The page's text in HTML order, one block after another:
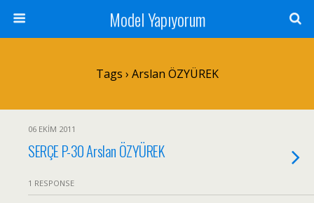
Model Yapıyorum
Tags › Arslan ÖZYÜREK
06 EKIM 2011
SERÇE P-30 Arslan ÖZYÜREK
1 RESPONSE